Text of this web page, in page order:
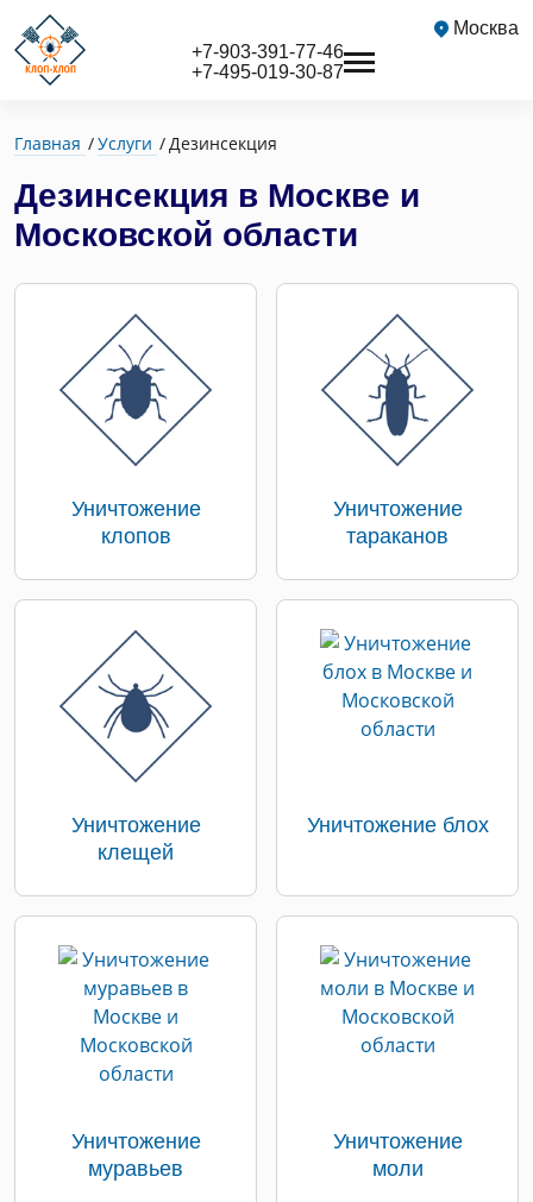
Москва
+7-903-391-77-46
+7-495-019-30-87
Главная Услуги Дезинсекция
Дезинсекция в Москве и
Московской области
Уничтожение
клопов
Уничтожение
тараканов
Уничтожение
клещей
Уничтожение блох
Уничтожение
муравьев
Уничтожение
моли